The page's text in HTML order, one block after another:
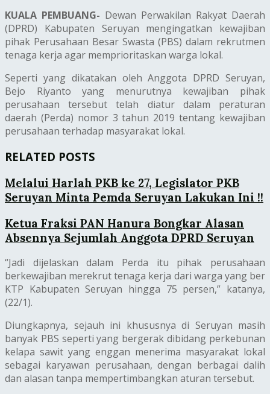
KUALA PEMBUANG- Dewan Perwakilan Rakyat Daerah
(DPRD) Kabupaten Seruyan mengingatkan kewajiban
pihak Perusahaan Besar Swasta (PBS) dalam rekrutmen
tenaga kerja agar memprioritaskan warga lokal.
Seperti yang dikatakan oleh Anggota DPRD Seruyan,
Bejo Riyanto yang menurutnya kewajiban pihak
perusahaan tersebut telah diatur dalam peraturan
daerah (Perda) nomor 3 tahun 2019 tentang kewajiban
perusahaan terhadap masyarakat lokal.
RELATED POSTS
Melalui Harlah PKB ke 27, Legislator PKB
Seruyan Minta Pemda Seruyan Lakukan Ini !!
Ketua Fraksi PAN Hanura Bongkar Alasan
Absennya Sejumlah Anggota DPRD Seruyan
“Jadi dijelaskan dalam Perda itu pihak perusahaan
berkewajiban merekrut tenaga kerja dari warga yang ber
KTP Kabupaten Seruyan hingga 75 persen,” katanya,
(22/1).
Diungkapnya, sejauh ini khususnya di Seruyan masih
banyak PBS seperti yang bergerak dibidang perkebunan
kelapa sawit yang enggan menerima masyarakat lokal
sebagai karyawan perusahaan, dengan berbagai dalih
dan alasan tanpa mempertimbangkan aturan tersebut.